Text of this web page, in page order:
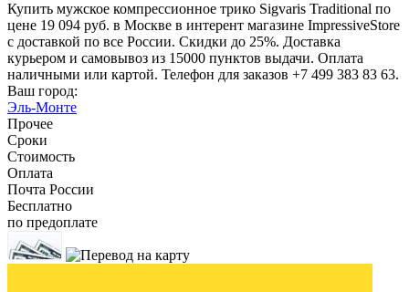
Купить мужское компрессионное трико Sigvaris Traditional по
цене 19 094 руб. в Москве в интерент магазине ImpressiveStore
с доставкой по все России. Скидки до 25%. Доставка
курьером и самовывоз из 15000 пунктов выдачи. Оплата
наличными или картой. Телефон для заказов +7 499 383 83 63.
Ваш город:
Эль-Монте
Прочее
Сроки
Стоимость
Оплата
Почта России
Бесплатно
по предоплате